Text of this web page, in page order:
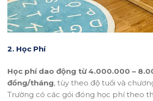
2. Học Phí
Học phí dao động từ 4.000.000 –
đồng/tháng, tùy theo độ tuổi và
Trường có các gói đóng học phí theo